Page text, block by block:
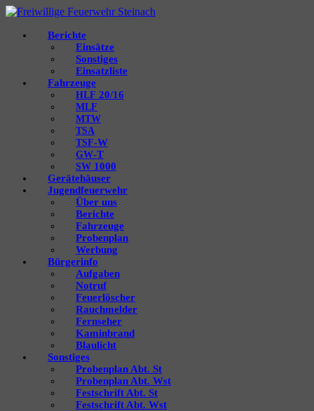
Berichte
Einsätze
Sonstiges
Einsatzliste
Fahrzeuge
HLF 20/16
MLF
MTW
TSA
TSF‑W
GW‑T
SW 1000
Gerätehäuser
Jugendfeuerwehr
Über uns
Berichte
Fahrzeuge
Probenplan
Werbung
Bürgerinfo
Aufgaben
Notruf
Feuerlöscher
Rauchmelder
Fernseher
Kaminbrand
Blaulicht
Sonstiges
Probenplan Abt. St
Probenplan Abt. Wst
Festschrift Abt. St
Festschrift Abt. Wst